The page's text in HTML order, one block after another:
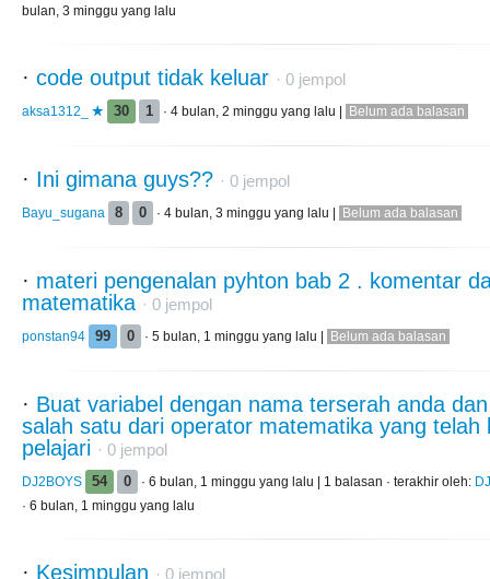
bulan, 3 minggu yang lalu
· code output tidak keluar · 0 jempol
aksa1312_ 30 1 · 4 bulan, 2 minggu yang lalu | Belum ada balasan
· Ini gimana guys?? · 0 jempol
Bayu_sugana 8 0 · 4 bulan, 3 minggu yang lalu | Belum ada balasan
· materi pengenalan pyhton bab 2 . komentar
matematika · 0 jempol
ponstan94 99 0 · 5 bulan, 1 minggu yang lalu | Belum ada balasan
· Buat variabel dengan nama terserah anda
salah satu dari operator matematika yang telah
pelajari · 0 jempol
DJ2BOYS 54 0 · 6 bulan, 1 minggu yang lalu | 1 balasan · terakhir oleh:
· 6 bulan, 1 minggu yang lalu
· Kesimpulan · 0 jempol